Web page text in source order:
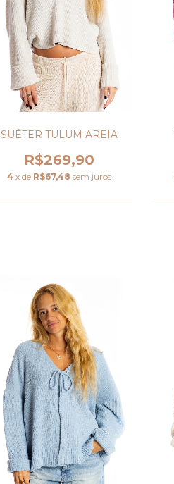
SUÉTER TULUM AREIA
R$269,90
4 x de R$67,48 sem juros